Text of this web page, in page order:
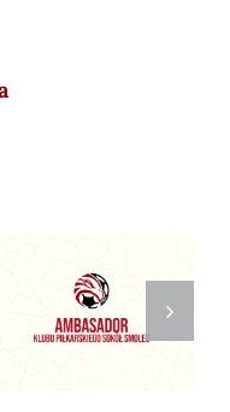
Zostań
ambasadorem
Sokoła Smolec!